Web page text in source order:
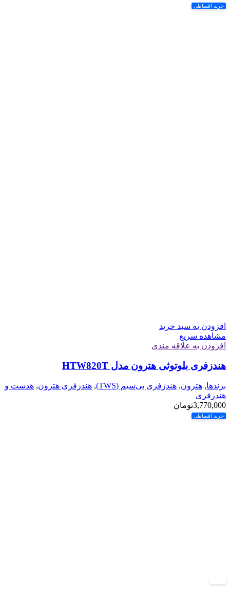
خرید اقساطی
افزودن به سبد خرید
مشاهده سریع
افزودن به علاقه مندی
هندزفری بلوتوثی هترون مدل HTW820T
برندها, هترون, هندزفری بی‌سیم (TWS) , هندزفری هترون, هدست و
هندزفری
3,770,000تومان
خرید اقساطی